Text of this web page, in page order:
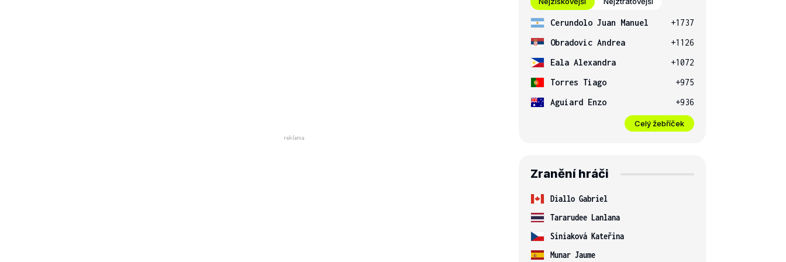
Cerundolo Juan Manuel
+1737
Obradovic Andrea
+1126
Eala Alexandra
+1072
Torres Tiago
+975
Aguiard Enzo
+936
Celý žebříček
Zranění hráči
Diallo Gabriel
Tararudee Lanlana
Siniaková Kateřina
Munar Jaume